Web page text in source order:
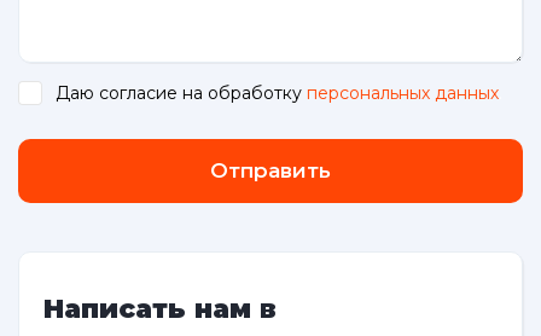
Даю согласие на обработку персональных данных
Отправить
Написать нам в